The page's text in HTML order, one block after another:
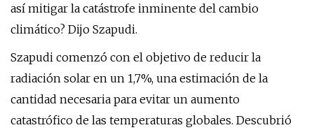
así mitigar la catástrofe inminente del cambio
climático? Dijo Szapudi.
Szapudi comenzó con el objetivo de reducir la
radiación solar en un 1,7%, una estimación de la
cantidad necesaria para evitar un aumento
catastrófico de las temperaturas globales. Descubrió